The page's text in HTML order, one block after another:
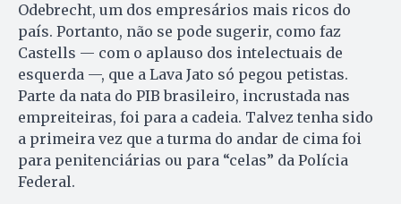
Odebrecht, um dos empresários mais ricos do
país. Portanto, não se pode sugerir, como faz
Castells — com o aplauso dos intelectuais de
esquerda —, que a Lava Jato só pegou petistas.
Parte da nata do PIB brasileiro, incrustada nas
empreiteiras, foi para a cadeia. Talvez tenha sido
a primeira vez que a turma do andar de cima foi
para penitenciárias ou para “celas” da Polícia
Federal.